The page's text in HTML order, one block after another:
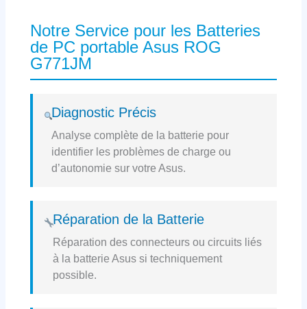
Notre Service pour les Batteries
de PC portable Asus ROG
G771JM
Diagnostic Précis
Analyse complète de la batterie pour
identifier les problèmes de charge ou
d’autonomie sur votre Asus.
Réparation de la Batterie
Réparation des connecteurs ou circuits liés
à la batterie Asus si techniquement
possible.